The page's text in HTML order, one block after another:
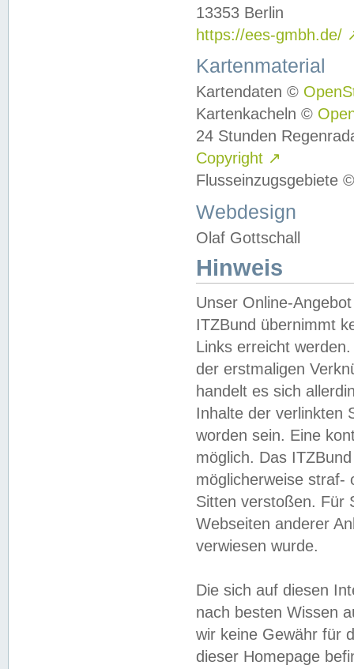
13353 Berlin
https://ees-gmbh.de/
Kartenmaterial
Kartendaten ©
Kartenkacheln ©
24 Stunden
Copyright ↗
Flusseinzugsgebiete
Webdesign
Olaf Gottschall
Hinweis
Unser Online-
ITZBund übernimmt
Links erreicht
der erstmaligen
handelt es sich
Inhalte der verlinkten
worden sein. Eine
möglich. Das
möglicherweise straf-
Sitten verstoßen. Für
Webseiten anderer
verwiesen wurde.
Die sich auf diesen
nach besten Wissen
wir keine Gewähr für
dieser Homepage